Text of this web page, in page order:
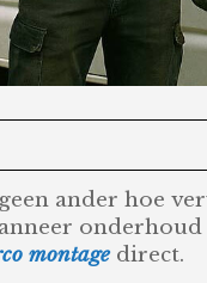
ander hoe
montagedirect.